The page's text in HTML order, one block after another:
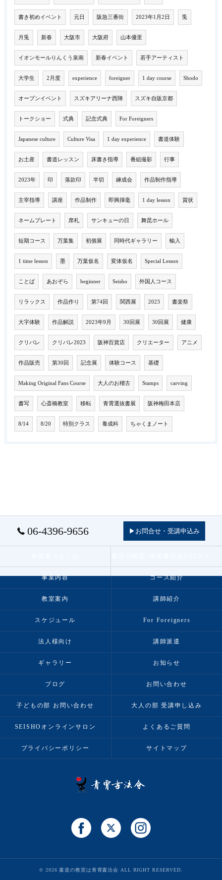
書き初めイベント 元日 阪急三番街 2023年1月2日 兎
月兎 新春 大阪市 大阪府 山本優里
イオンモールりんくう泉南 新春イベント 若手アーティスト
大学生 2月度 experience foreigner 1 day course Shodo
オープンイベント スズキアリーナ西陣 スズキ自販京都
トークショー 式典 記念式典 For Foreigners
Japanese culture Culture Visa 1 day experience 書道体験
お土産 書道レッスン 床書き指導 番組撮影 行事
2023年 印 落款印 半切 練成会 作品制作指導
主宰指導 講座 作品制作 即興揮毫 1 day lesson 賞状
ネームプレート 席札 サンキューの日 舞昆ホール
短期コース 万葉集 初個展 同時代ギャラリー 輸入
1 time lesson 墨 万葉仮名 変体仮名 Special Lesson
ことば あおぞら beginner Seisho 外国人コース
リラックス 作品作り 第74回 関西展 2023 書楽祭
大字体験 作品解説 2023年9月 30回展 30回展 健康
クリパレ クリパレ2023 阪神百貨店 クリエーター アニメ
作品販売 第30回 記念展 体験コース 基礎
Making Original Fans Course 大人のお稽古 Stamps carving
書写 心斎橋教室 移転 青霄選抜書展 阪神梅田本店
8/14 8/20 特別クラス 養成科 ちゃくまノート
06-4396-9656 ▶お問合せ・受講申込み
事業内容 コース紹介
教室案内 講師紹介
スケジュール For Foreigners
法人様向け 講師派遣
ギャラリー お知らせ
ブログ お問い合わせ
子どもの部 お問い合わせ 大人の部 受講申し込み
SEISHOオンラインサロン よくあるご質問
プライバシーポリシー サイトマップ
© 2026 書道の教室は青霄書法会 ALL RIGHT RESERVED.